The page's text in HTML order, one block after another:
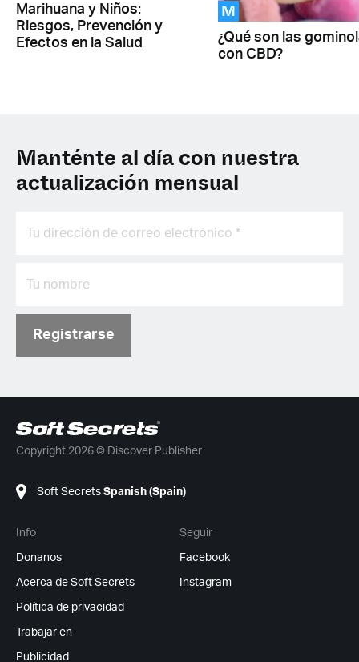
Marihuana y Niños:
Riesgos, Prevención y
Efectos en la Salud
M
¿Qué son las
con CBD?
Manténte al día con nuestra
actualización mensual
Registrarse
Copyright 2026 © Discover Publisher
Soft Secrets Spanish (Spain)
Info
Donanos
Acerca de Soft Secrets
Política de privacidad
Trabajar en
Publicidad
Seguir
Facebook
Instagram